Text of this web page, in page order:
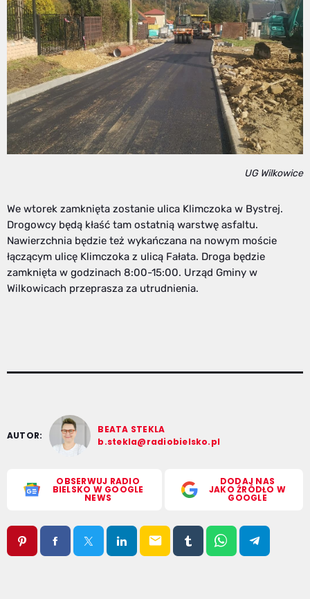
UG Wilkowice
We wtorek zamknięta zostanie ulica Klimczoka w Bystrej.
Drogowcy będą kłaść tam ostatnią warstwę asfaltu.
Nawierzchnia będzie też wykańczana na nowym moście
łączącym ulicę Klimczoka z ulicą Fałata. Droga będzie
zamknięta w godzinach 8:00-15:00. Urząd Gminy w
Wilkowicach przeprasza za utrudnienia.
AUTOR:
BEATA STEKLA
b.stekla@radiobielsko.pl
OBSERWUJ RADIO
BIELSKO W GOOGLE
NEWS
DODAJ NAS
JAKO ŹRÓDŁO W
GOOGLE
email